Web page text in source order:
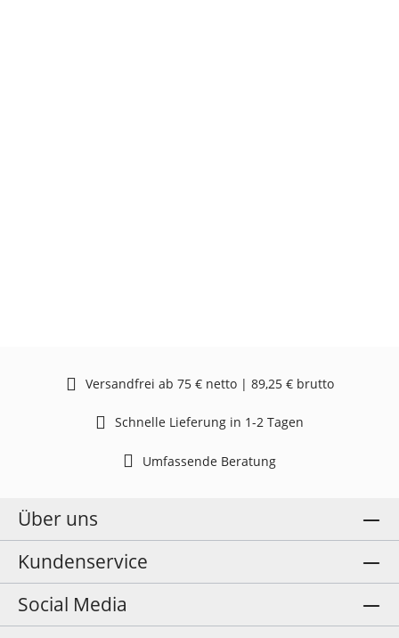
Versandfrei ab 75 € netto | 89,25 € brutto
Schnelle Lieferung in 1-2 Tagen
Umfassende Beratung
Über uns
Kundenservice
Social Media